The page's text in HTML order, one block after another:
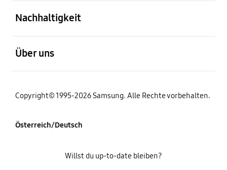
Nachhaltigkeit
Über uns
Copyright© 1995-2026 Samsung. Alle Rechte vorbehalten.
Österreich/Deutsch
Willst du up-to-date bleiben?